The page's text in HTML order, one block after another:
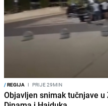
/REGIJA I PRIJE 29MIN
Objavljen snimak tučnjave